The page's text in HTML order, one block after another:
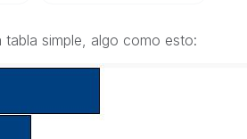
simple, algo como esto: